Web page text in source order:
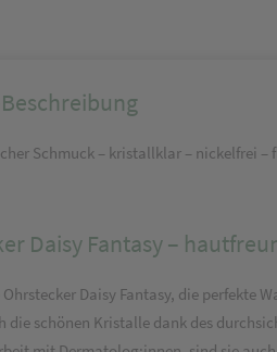
Schmuck – kristallklar – nickelfrei –
Daisy Fantasy –
Ohrstecker Daisy Fantasy, die
die schönen Kristalle dank des